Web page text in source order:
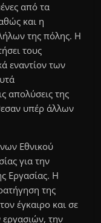
από τα
και η
της πόλης. Η
τους
εναντίον των
απολύσεις της
υπέρ άλλων
Εθνικού
για την
Εργασίας. Η
της
έγκαιρο και σε
την